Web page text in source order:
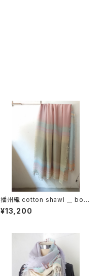
播州織 cotton shawl __ bord
er220-120 薄霞BG
¥13,200